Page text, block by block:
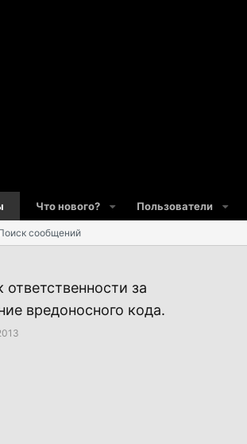
Что нового? Пользователи
сообщений
за
вредоносного кода.